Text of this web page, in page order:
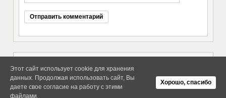
Об Arras WordPress Theme
Copyright elitethings. All Rights
Reserved.
Этот сайт использует cookie для хранения
данных. Продолжая использовать сайт, Вы
даете свое согласие на работу с этими
файлами.
Хорошо, спасибо